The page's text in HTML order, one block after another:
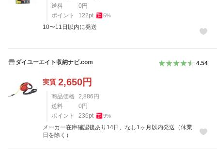
送料
0 円
ポイント
122pt 5%
10〜11日以内に発送
ダイユーエイト収納ナビ.com 4.54
実質 2,650円
商品価格 2,886 円
送料
0 円
ポイント
236pt 9%
メーカー在庫確認後あり14日、なし1ヶ月以内発送（休業
日を除く）